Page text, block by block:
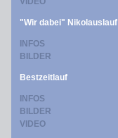
"Wir dabei" Nikolauslauf
INFOS
BILDER
Bestzeitlauf
INFOS
BILDER
VIDEO